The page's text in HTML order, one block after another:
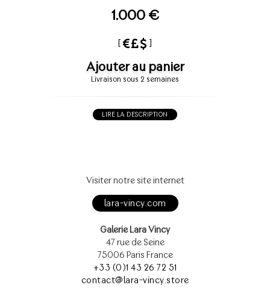
1.000 €
[ ]
Ajouter au panier
Livraison sous 2 semaines
LIRE LA DESCRIPTION
Visiter notre site internet
lara-vincy.com
Galerie Lara Vincy
47 rue de Seine
75006 Paris France
+33 (0)1 43 26 72 51
contact@lara-vincy.store